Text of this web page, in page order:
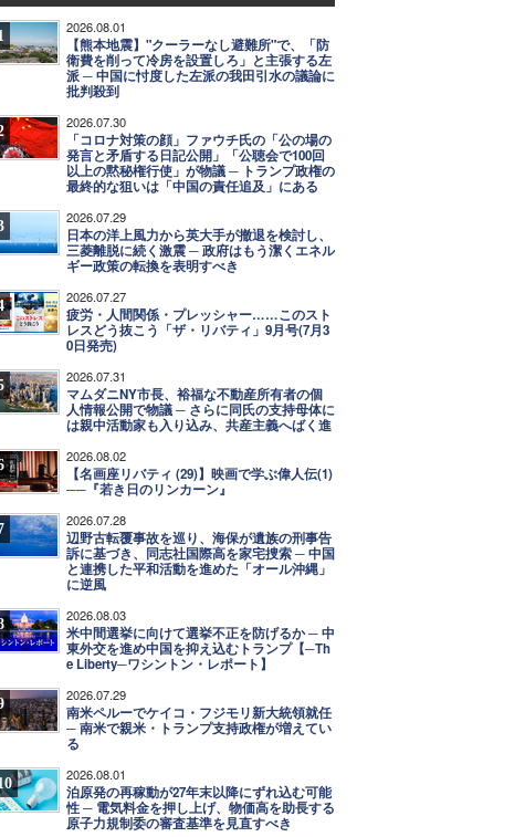
2026.08.01
【熊本地震】"クーラーなし避難所"で、「防
衛費を削って冷房を設置しろ」と主張する左
派 ─ 中国に忖度した左派の我田引水の議論に
批判殺到
2026.07.30
「コロナ対策の顔」ファウチ氏の「公の場の
発言と矛盾する日記公開」「公聴会で100回
以上の黙秘権行使」が物議 ─ トランプ政権の
最終的な狙いは「中国の責任追及」にある
2026.07.29
日本の洋上風力から英大手が撤退を検討し、
三菱離脱に続く激震 ─ 政府はもう潔くエネル
ギー政策の転換を表明すべき
2026.07.27
疲労・人間関係・プレッシャー……このスト
レスどう抜こう「ザ・リバティ」9月号(7月3
0日発売)
2026.07.31
マムダニNY市長、裕福な不動産所有者の個
人情報公開で物議 ─ さらに同氏の支持母体に
は親中活動家も入り込み、共産主義へばく進
2026.08.02
【名画座リバティ (29)】映画で学ぶ偉人伝(1)
──『若き日のリンカーン』
2026.07.28
辺野古転覆事故を巡り、海保が遺族の刑事告
訴に基づき、同志社国際高を家宅捜索 ─ 中国
と連携した平和活動を進めた「オール沖縄」
に逆風
2026.08.03
米中間選挙に向けて選挙不正を防げるか ─ 中
東外交を進め中国を抑え込むトランプ【─Th
e Liberty─ワシントン・レポート】
2026.07.29
南米ペルーでケイコ・フジモリ新大統領就任
─ 南米で親米・トランプ支持政権が増えてい
る
2026.08.01
泊原発の再稼動が27年末以降にずれ込む可能
性 ─ 電気料金を押し上げ、物価高を助長する
原子力規制委の審査基準を見直すべき